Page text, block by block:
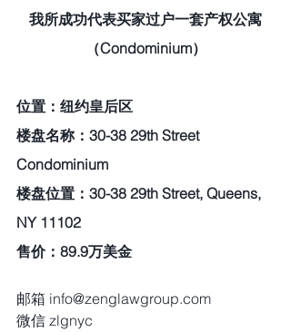
我所成功代表买家过户一套产权公寓
（Condominium）
位置：纽约皇后区
楼盘名称：30-38 29th Street
Condominium
楼盘位置：30-38 29th Street, Queens,
NY 11102
售价：89.9万美金
邮箱 info@zenglawgroup.com
微信 zlgnyc